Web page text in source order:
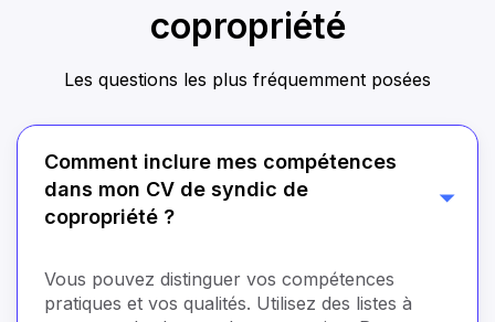
copropriété
Les questions les plus fréquemment posées
Comment inclure mes compétences
dans mon CV de syndic de
copropriété ?
Vous pouvez distinguer vos compétences
pratiques et vos qualités. Utilisez des listes à